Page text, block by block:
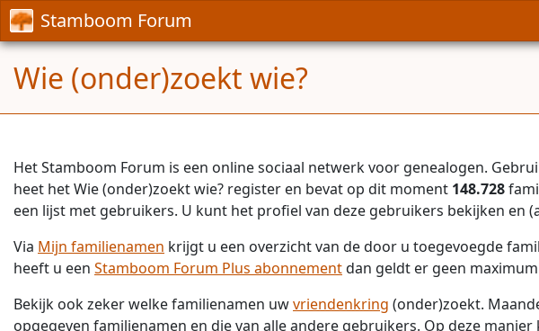
Stamboom Forum
Wie (onder)zoekt wie?
Het Stamboom Forum is een online sociaal netwerk voor genealogen.
heet het Wie (onder)zoekt wie? register en bevat op dit moment 148.728
een lijst met gebruikers. U kunt het profiel van deze gebruikers bekijken en
Via Mijn familienamen krijgt u een overzicht van de door u toegevoegde
heeft u een Stamboom Forum Plus abonnementdan geldt er geen
Bekijk ook zeker welke familienamen uwvriendenkring (onder)zoekt.
opgegeven familienamen en die van alle andere gebruikers. Op deze